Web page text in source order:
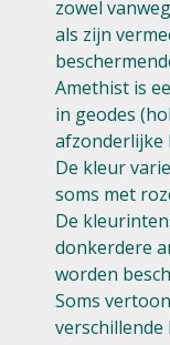
zowel
als zijn
Amethist is
in geodes
afzonderlijke
De kleur
soms met
De
donkerdere
worden
Soms